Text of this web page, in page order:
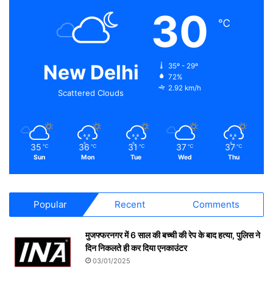
New Delhi
Scattered Clouds
30 ℃
35º - 29º
72%
2.92 km/h
35 ℃
Sun
36 ℃
Mon
31 ℃
Tue
37 ℃
Wed
37 ℃
Thu
Popular Recent Comments
मुजफ्फरनगर में 6 साल की बच्ची की रेप के बाद हत्या, पुलिस ने
दिन निकलते ही कर दिया एनकाउंटर
03/01/2025